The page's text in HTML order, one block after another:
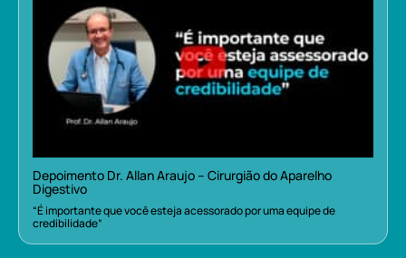
Depoimento Dr. Allan Araujo – Cirurgião do Aparelho
Digestivo
“É importante que você esteja acessorado por uma equipe de
credibilidade”